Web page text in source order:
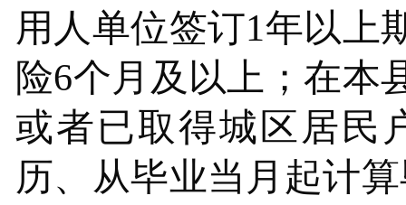
用人单位签订1年以上
险6个月 及 以上；在本
或者已取得城区居民
历、从毕业当月起计